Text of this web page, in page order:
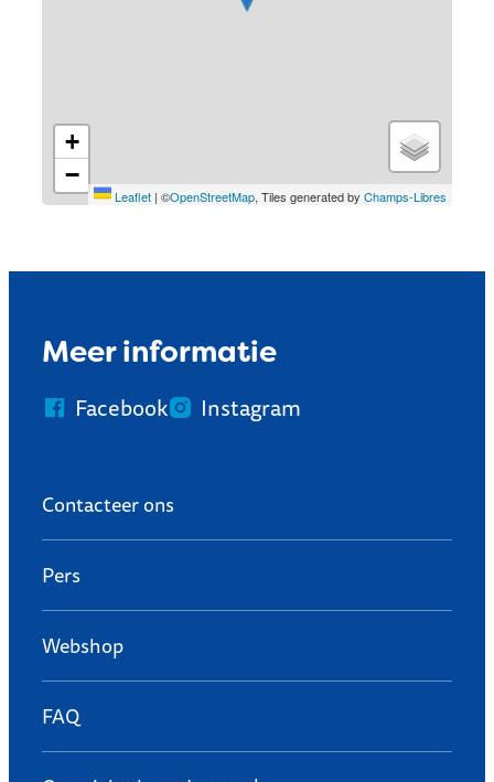
+
−
Leaflet | ©OpenStreetMap, Tiles generated by Champs-Libres
Meer informatie
Facebook Instagram
Contacteer ons
Pers
Webshop
FAQ